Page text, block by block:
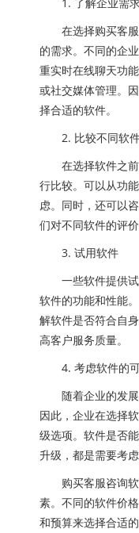
在选择购买客服
的需求。不同的企
重实时在线聊天功
或社交媒体管理。
择合适的软件。
2. 比较不同软件
在选择软件之前
行比较。可以从功
虑。同时，还可以
们对不同软件的评价
3. 试用软件
一些软件提供试
软件的功能和性能
解软件是否符合自
高客户服务质量。
4. 考虑软件的可
随着企业的发展
因此，企业在选择
级选项。软件是否
升级，都是需要考虑
购买客服咨询软
素。不同的软件价
和预算来选择合适